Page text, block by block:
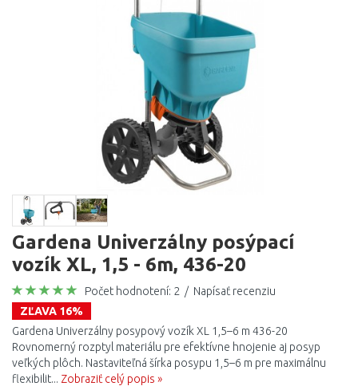
Gardena Univerzálny posýpací
vozík XL, 1,5 - 6m, 436-20
Počet hodnotení: 2 / Napísať recenziu
ZĽAVA 16%
Gardena Univerzálny posypový vozík XL 1,5–6 m 436-20
Rovnomerný rozptyl materiálu pre efektívne hnojenie aj posyp
veľkých plôch. Nastaviteľná šírka posypu 1,5–6 m pre maximálnu
flexibilit... Zobraziť celý popis »